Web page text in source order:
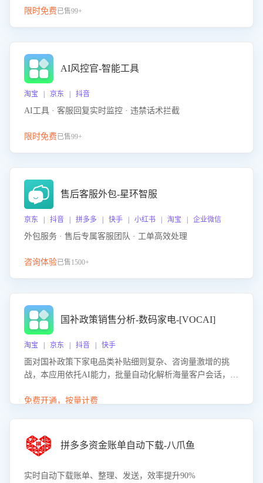
限时免费已售99+
AI风控官-智能工具
淘宝 | 京东 | 抖音
AI工具 · 客服回复实时监控 · 违禁话术拦截
限时免费已售99+
售后客服外包-星环智服
京东 | 抖音 | 拼多多 | 快手 | 小红书 | 淘宝 | 企业微信
外包服务 · 售后专属客服团队 · 工单高效处理
咨询体验已售1500+
国补政策销售分析-数码家电-[VOCAI]
淘宝 | 京东 | 抖音 | 快手
面对国补政策下家电品类补贴细则复杂、咨询量激增的挑
战，本应用依托AI能力，批量自动化解析海量客户会话，精
购买意向，深度洞察决策动因。同时全面评估客服团队政策
度、客服转化能力及销售业绩。
免费开通，按量计费
拼多多资金账单自动下载-八爪鱼
实时自动下载账单、整理、发送，效率提升90%